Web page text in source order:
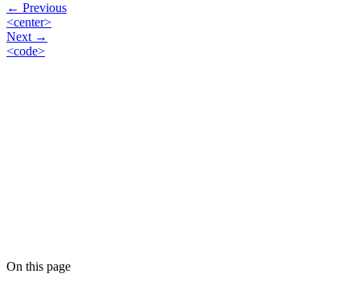
← Previous
<center>
Next →
<code>
On this page